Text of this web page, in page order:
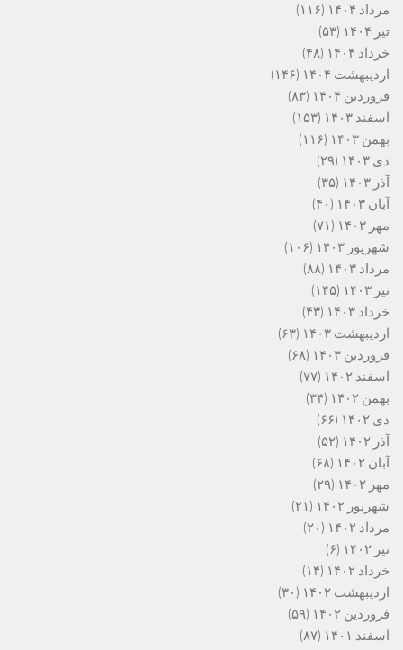
مرداد ۱۴۰۴
(۱۱۶)
تیر ۱۴۰۴
(۵۳)
خرداد ۱۴۰۴
(۴۸)
اردیبهشت ۱۴۰۴
(۱۴۶)
فروردین ۱۴۰۴
(۸۳)
اسفند ۱۴۰۳
(۱۵۳)
بهمن ۱۴۰۳
(۱۱۶)
دی ۱۴۰۳
(۲۹)
آذر ۱۴۰۳
(۳۵)
آبان ۱۴۰۳
(۴۰)
مهر ۱۴۰۳
(۷۱)
شهریور ۱۴۰۳
(۱۰۶)
مرداد ۱۴۰۳
(۸۸)
تیر ۱۴۰۳
(۱۴۵)
خرداد ۱۴۰۳
(۴۳)
اردیبهشت ۱۴۰۳
(۶۳)
فروردین ۱۴۰۳
(۶۸)
اسفند ۱۴۰۲
(۷۷)
بهمن ۱۴۰۲
(۳۴)
دی ۱۴۰۲
(۶۶)
آذر ۱۴۰۲
(۵۲)
آبان ۱۴۰۲
(۶۸)
مهر ۱۴۰۲
(۲۹)
شهریور ۱۴۰۲
(۲۱)
مرداد ۱۴۰۲
(۲۰)
تیر ۱۴۰۲
(۶)
خرداد ۱۴۰۲
(۱۴)
اردیبهشت ۱۴۰۲
(۳۰)
فروردین ۱۴۰۲
(۵۹)
اسفند ۱۴۰۱
(۸۷)